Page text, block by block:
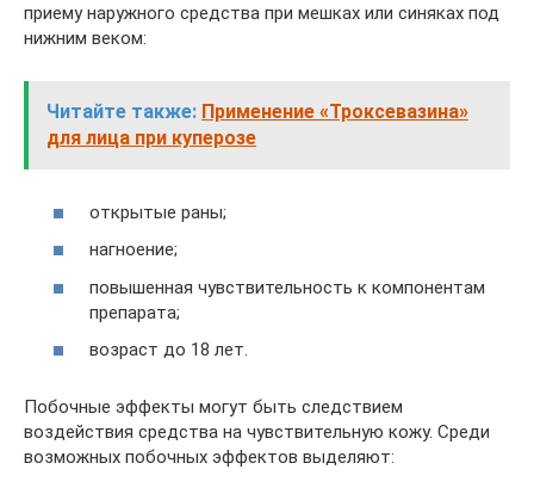
приему наружного средства при мешках или синяках под
нижним веком:
Читайте также: Применение «Троксевазина»
для лица при куперозе
открытые раны;
нагноение;
повышенная чувствительность к компонентам
препарата;
возраст до 18 лет.
Побочные эффекты могут быть следствием
воздействия средства на чувствительную кожу. Среди
возможных побочных эффектов выделяют: